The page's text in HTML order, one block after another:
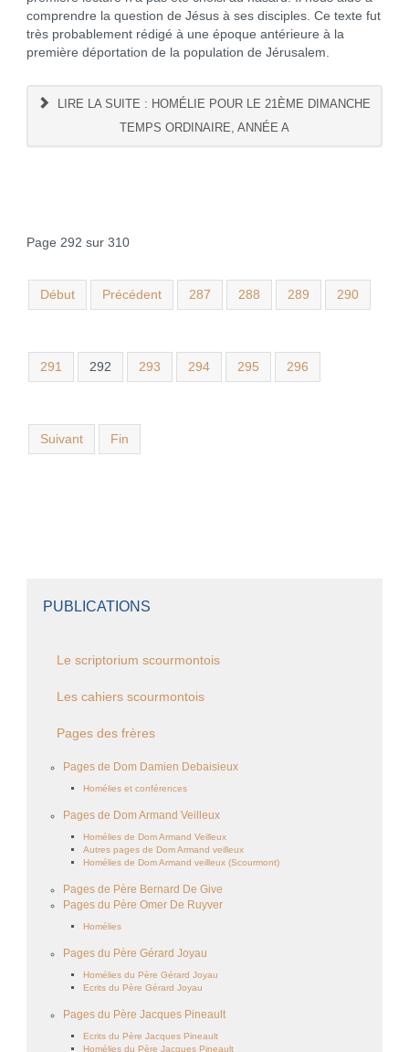
comprendre la question de Jésus à ses disciples. Ce texte fut
très probablement rédigé à une époque antérieure à la
première déportation de la population de Jérusalem.
LIRE LA SUITE : HOMÉLIE POUR LE 21ÈME DIMANCHE
TEMPS ORDINAIRE, ANNÉE A
Page 292 sur 310
Début Précédent 287 288 289 290
291 292 293 294 295 296
Suivant Fin
PUBLICATIONS
Le scriptorium scourmontois
Les cahiers scourmontois
Pages des frères
Pages de Dom Damien Debaisieux
Homélies et conférences
Pages de Dom Armand Veilleux
Homélies de Dom Armand Veilleux
Autres pages de Dom Armand veilleux
Homélies de Dom Armand veilleux (Scourmont)
Pages de Père Bernard De Give
Pages du Père Omer De Ruyver
Homélies
Pages du Père Gérard Joyau
Homélies du Père Gérard Joyau
Ecrits du Père Gérard Joyau
Pages du Père Jacques Pineault
Ecrits du Père Jacques Pineault
Homélies du Père Jacques Pineault